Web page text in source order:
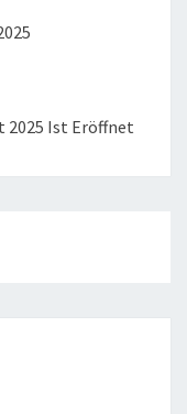
2025 Ist Eröffnet